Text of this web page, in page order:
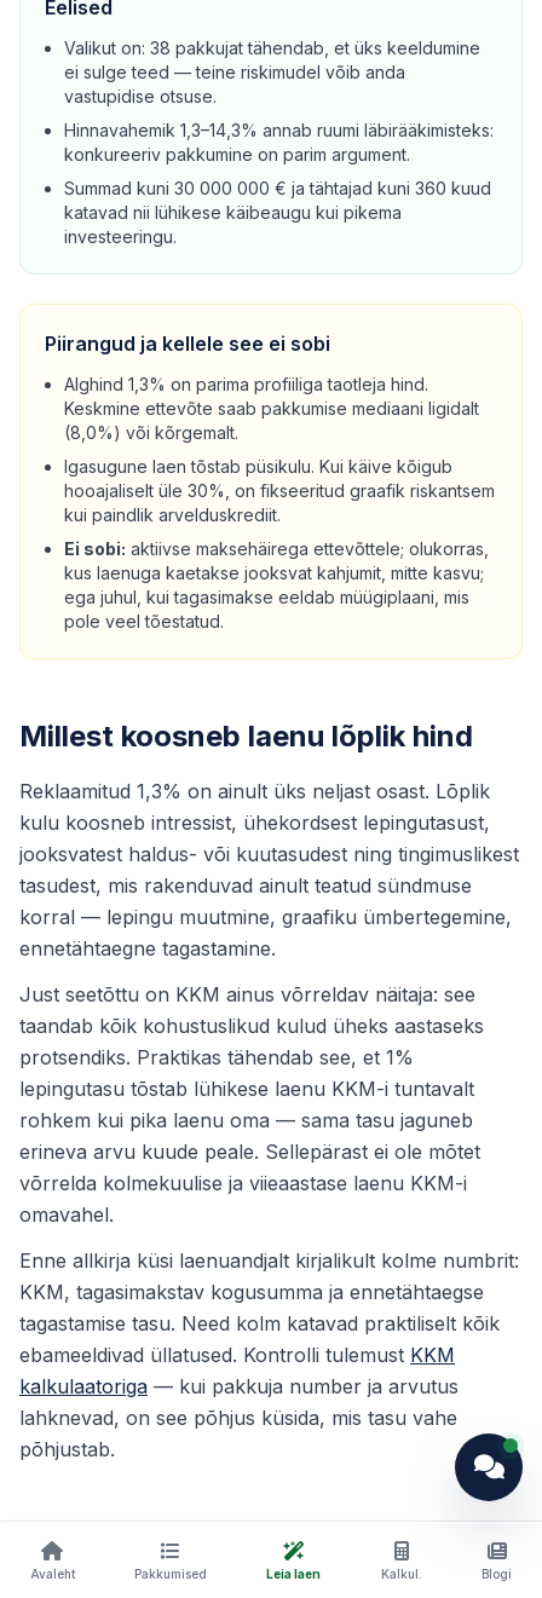
Eelised
Valikut on: 38 pakkujat tähendab, et üks keeldumine
ei sulge teed — teine riskimudel võib anda
vastupidise otsuse.
Hinnavahemik 1,3–14,3% annab ruumi läbirääkimisteks:
konkureeriv pakkumine on parim argument.
Summad kuni 30 000 000 € ja tähtajad kuni 360 kuud
katavad nii lühikese käibeaugu kui pikema
investeeringu.
Piirangud ja kellele see ei sobi
Alghind 1,3% on parima profiiliga taotleja hind.
Keskmine ettevõte saab pakkumise mediaani ligidalt
(8,0%) või kõrgemalt.
Igasugune laen tõstab püsikulu. Kui käive kõigub
hooajaliselt üle 30%, on fikseeritud graafik riskantsem
kui paindlik arvelduskrediit.
Ei sobi: aktiivse maksehäirega ettevõttele; olukorras,
kus laenuga kaetakse jooksvat kahjumit, mitte kasvu;
ega juhul, kui tagasimakse eeldab müügiplaani, mis
pole veel tõestatud.
Millest koosneb laenu lõplik hind
Reklaamitud 1,3% on ainult üks neljast osast. Lõplik
kulu koosneb intressist, ühekordsest lepingutasust,
jooksvatest haldus- või kuutasudest ning tingimuslikest
tasudest, mis rakenduvad ainult teatud sündmuse
korral — lepingu muutmine, graafiku ümbertegemine,
ennetähtaegne tagastamine.
Just seetõttu on KKM ainus võrreldav näitaja: see
taandab kõik kohustuslikud kulud üheks aastaseks
protsendiks. Praktikas tähendab see, et 1%
lepingutasu tõstab lühikese laenu KKM-i tuntavalt
rohkem kui pika laenu oma — sama tasu jaguneb
erineva arvu kuude peale. Sellepärast ei ole mõtet
võrrelda kolmekuulise ja viieaastase laenu KKM-i
omavahel.
Enne allkirja küsi laenuandjalt kirjalikult kolme numbrit:
KKM, tagasimakstav kogusumma ja ennetähtaegse
tagastamise tasu. Need kolm katavad praktiliselt kõik
ebameeldivad üllatused. Kontrolli tulemust KKM
kalkulaatoriga — kui pakkuja number ja arvutus
lahknevad, on see põhjus küsida, mis tasu vahe
põhjustab.
Alternatiivid, kui see toode ei sobi
Avaleht Pakkumised Leia laen Kalkul. Blogi